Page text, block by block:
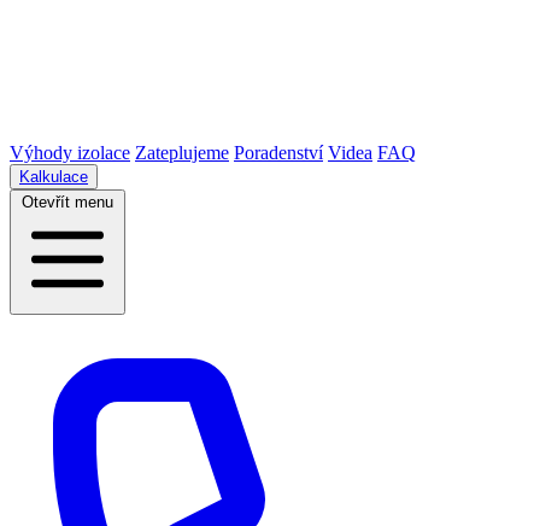
Výhody izolace Zateplujeme Poradenství Videa FAQ
Kalkulace
Otevřít menu